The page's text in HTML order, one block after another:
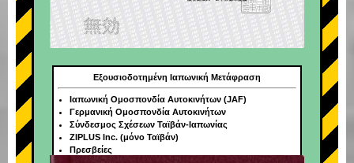
Εξουσιοδοτημένη Ιαπωνική Μετάφραση
Ιαπωνική Ομοσπονδία Αυτοκινήτων (JAF)
Γερμανική Ομοσπονδία Αυτοκινήτων
Σύνδεσμος Σχέσεων Ταϊβάν-Ιαπωνίας
ZIPLUS Inc. (μόνο Ταϊβάν)
Πρεσβείες